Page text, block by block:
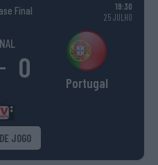
Final
19:30
25 JULHO
- 0 Portugal
JOGO